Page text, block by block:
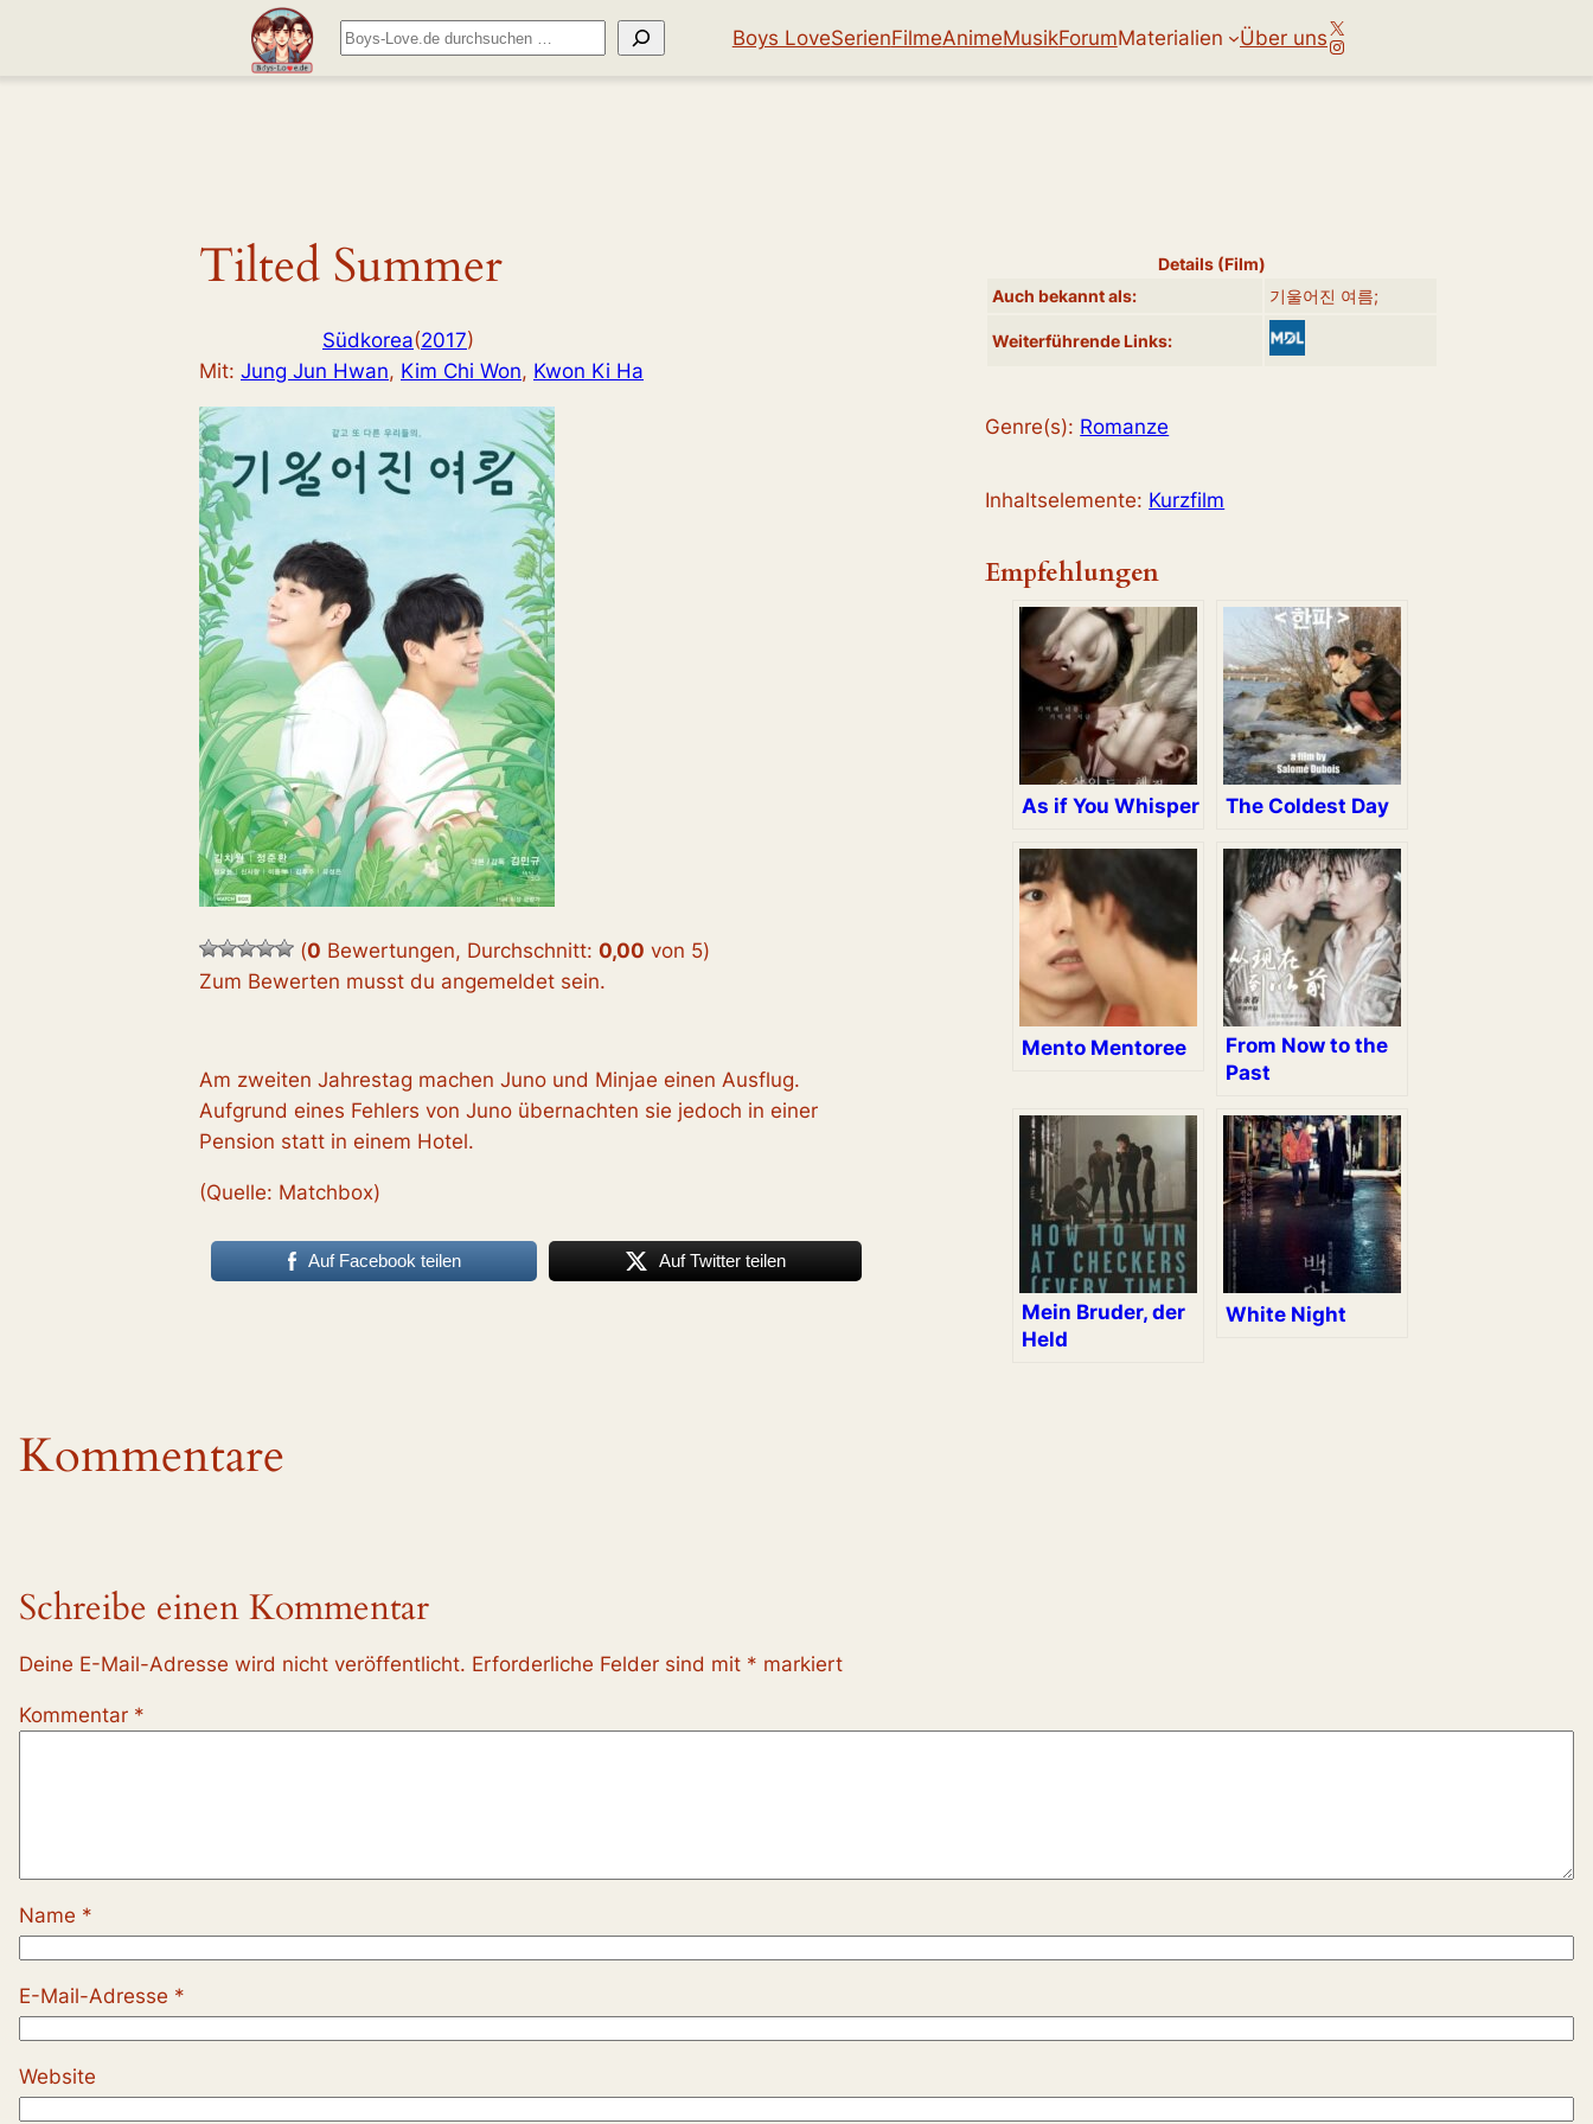
Suchen Boys LoveSerienFilmeAnimeMusikForumMaterialien Über unsX
Instagram
Tilted Summer
Südkorea(2017)
Mit: Jung Jun Hwan, Kim Chi Won, Kwon Ki Ha
(0 Bewertungen, Durchschnitt: 0,00 von 5)
Zum Bewerten musst du angemeldet sein.
Am zweiten Jahrestag machen Juno und Minjae einen Ausflug.
Aufgrund eines Fehlers von Juno übernachten sie jedoch in einer
Pension statt in einem Hotel.
(Quelle: Matchbox)
Auf Facebook teilen Auf Twitter teilen
Details (Film)
Auch bekannt als:
기울어진 여름;
Weiterführende Links:
Genre(s): Romanze
Inhaltselemente: Kurzfilm
Empfehlungen
As if You Whisper The Coldest Day
Mento Mentoree
From Now to the
Past
Mein Bruder, der
Held
White Night
Kommentare
Schreibe einen Kommentar
Deine E-Mail-Adresse wird nicht veröffentlicht. Erforderliche Felder sind mit * markiert
Kommentar *
Name *
E-Mail-Adresse *
Website